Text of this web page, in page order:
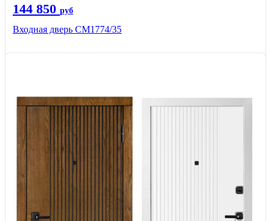
144 850 руб
Входная дверь СМ1774/35